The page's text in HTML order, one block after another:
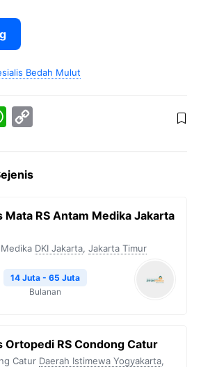
Bedah Mulut
W
t
A
p
y
n
Mata RS Antam Medika Jakarta
DKI Jakarta, Jakarta Timur
14 Juta - 65 Juta
Bulanan
Ortopedi RS Condong Catur
Catur Daerah Istimewa Yogyakarta,